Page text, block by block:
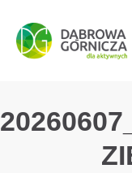
PRZEJDŹ DO
PRZEJDŹ DO
PRZEJDŹ DO